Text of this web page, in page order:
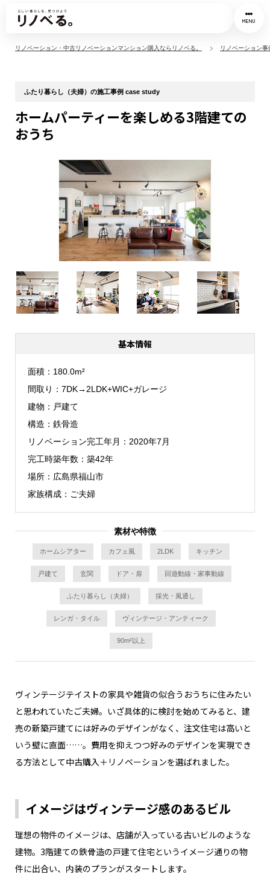
MENU
リノベーション・中古リノベーションマンション購入ならリノベる。 リノベーション事
ふたり暮らし（夫婦）の施工事例 case study
ホームパーティーを楽しめる3階建ての
おうち
ヴィンテージテイストの家具や雑貨の似合うおうちに住みたい
と思われていたご夫婦。いざ具体的に検討を始めてみると、建
売の新築戸建てには好みのデザインがなく、注文住宅は高いと
いう壁に直面……。費用を抑えつつ好みのデザインを実現でき
る方法として中古購入＋リノベーションを選ばれました。
イメージはヴィンテージ感のあるビル
理想の物件のイメージは、店舗が入っている古いビルのような
建物。3階建ての鉄骨造の戸建て住宅というイメージ通りの物
件に出合い、内装のプランがスタートします。
基本情報
面積
180.0m²
間取り
7DK→2LDK+WIC+ガレージ
建物
戸建て
構造
鉄骨造
リノベーション完工年月
2020年7月
完工時築年数
築42年
場所
広島県福山市
家族構成
ご夫婦
素材や特徴
ホームシアター カフェ風 2LDK キッチン
戸建て 玄関 ドア・扉 回遊動線・家事動線
ふたり暮らし（夫婦） 採光・風通し
レンガ・タイル ヴィンテージ・アンティーク
90m²以上